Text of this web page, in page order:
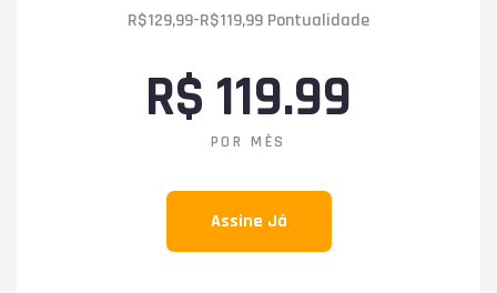
R$129,99-R$119,99 Pontualidade
R$ 119.99
POR MÊS
Assine Já